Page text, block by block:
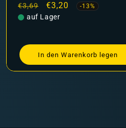
Normaler
Preis
€11,50
auf Lager
In den Warenkorb legen